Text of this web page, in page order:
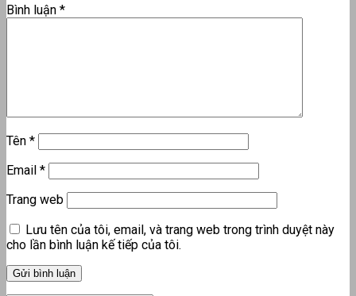
Bình luận *
Tên *
Email *
Trang web
Lưu tên của tôi, email, và trang web trong trình duyệt này
cho lần bình luận kế tiếp của tôi.